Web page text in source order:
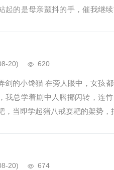
起的是母亲颤抖的手，催我继
20) 620
剑的小馋猫 在旁人眼中，女孩
我总学着剧中人腾挪闪转，连
，当即学起猪八戒耍耙的架势
20) 674